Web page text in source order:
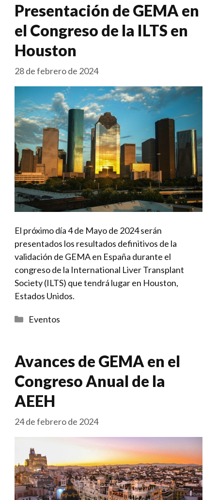
Presentación de GEMA en
el Congreso de la ILTS en
Houston
28 de febrero de 2024
El próximo día 4 de Mayo de 2024 serán
presentados los resultados definitivos de la
validación de GEMA en España durante el
congreso de la International Liver Transplant
Society (ILTS) que tendrá lugar en Houston,
Estados Unidos.
Categorías
Eventos
Avances de GEMA en el
Congreso Anual de la
AEEH
24 de febrero de 2024